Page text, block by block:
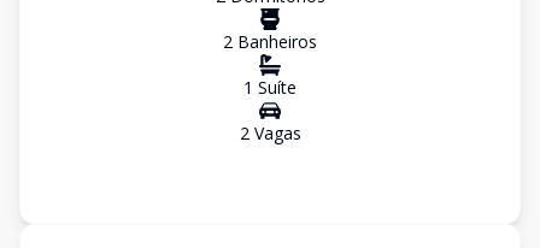
2 Banheiros
1 Suíte
2Vagas